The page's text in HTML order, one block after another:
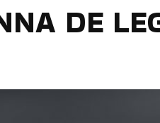
DE